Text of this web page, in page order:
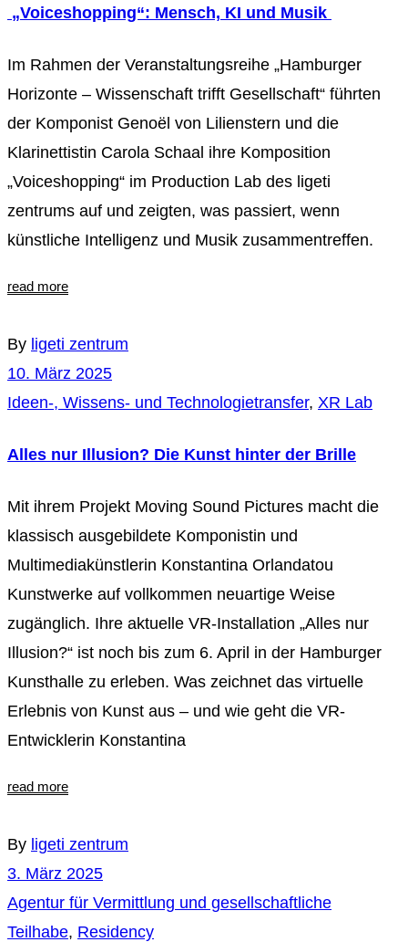
„Voiceshopping“: Mensch, KI und Musik
Im Rahmen der Veranstaltungsreihe „Hamburger
Horizonte – Wissenschaft trifft Gesellschaft“ führten
der Komponist Genoël von Lilienstern und die
Klarinettistin Carola Schaal ihre Komposition
„Voiceshopping“ im Production Lab des ligeti
zentrums auf und zeigten, was passiert, wenn
künstliche Intelligenz und Musik zusammentreffen.
read more
By ligeti zentrum
10. März 2025
Ideen-, Wissens- und Technologietransfer, XR Lab
Alles nur Illusion? Die Kunst hinter der Brille
Mit ihrem Projekt Moving Sound Pictures macht die
klassisch ausgebildete Komponistin und
Multimediakünstlerin Konstantina Orlandatou
Kunstwerke auf vollkommen neuartige Weise
zugänglich. Ihre aktuelle VR-Installation „Alles nur
Illusion?“ ist noch bis zum 6. April in der Hamburger
Kunsthalle zu erleben. Was zeichnet das virtuelle
Erlebnis von Kunst aus – und wie geht die VR-
Entwicklerin Konstantina
read more
By ligeti zentrum
3. März 2025
Agentur für Vermittlung und gesellschaftliche
Teilhabe, Residency